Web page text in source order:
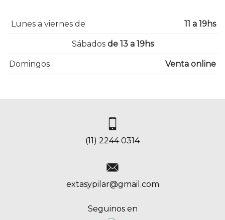
Lunes a viernes de 11 a 19hs
Sábadosde 13 a 19hs
Domingos Venta online
(11) 2244 0314
extasypilar@gmail.com
Seguinos en